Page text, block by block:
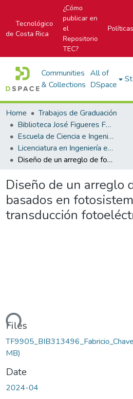
Tecnológico
de Costa Rica
¿Cómo
publicar en
el
Repositorio
TEC?
Políticas
Communities
& Collections
All of
DSpace
Home
Trabajos de Graduación
Biblioteca José Figueres Ferrer
Escuela de Ciencia e Ingeniería de los Materiales
Licenciatura en Ingeniería en Materiales
Diseño de un arreglo de fotodiodos basados en fotosistema I para la transducción fotoeléctrica
Diseño de un arreglo
basados en
transducción
Files
MB)
Date
2024-04